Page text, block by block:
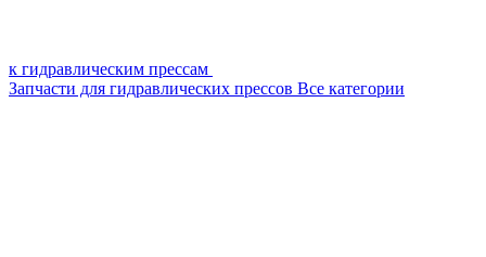
к гидравлическим прессам
Запчасти для гидравлических прессов Все категории